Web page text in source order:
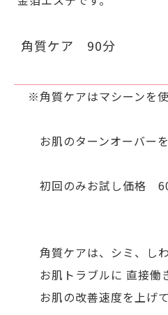
角質ケア 90分
※角質ケアはマシーンを
お肌のターンオーバーを
初回のみお試し価格
角質ケアは、シミ、し
お肌トラブルに 直接働
お肌の改善速度を上げて